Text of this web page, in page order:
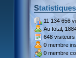
Statistiques
11 134 656
Au total,
648 visiteurs
0 membre
0 membre